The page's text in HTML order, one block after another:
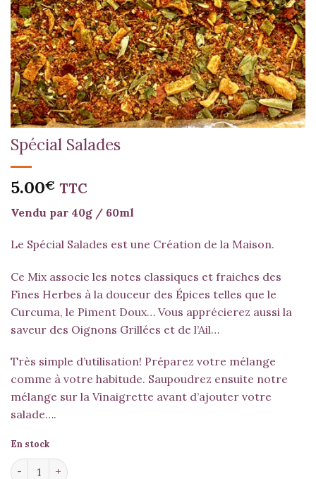
Spécial Salades
5.00€ TTC
Vendu par 40g / 60ml
Le Spécial Salades est une Création de la Maison.
Ce Mix associe les notes classiques et fraiches des
Fines Herbes à la douceur des Épices telles que le
Curcuma, le Piment Doux… Vous apprécierez aussi la
saveur des Oignons Grillées et de l’Ail…
Très simple d’utilisation! Préparez votre mélange
comme à votre habitude. Saupoudrez ensuite notre
mélange sur la Vinaigrette avant d’ajouter votre
salade….
En stock
quantité de Spécial Salades